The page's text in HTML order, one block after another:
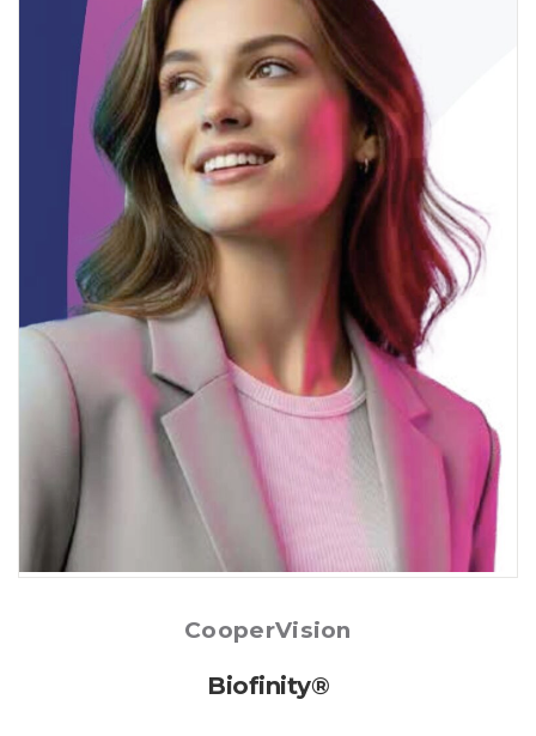
Posted
CooperVision
Biofinity®